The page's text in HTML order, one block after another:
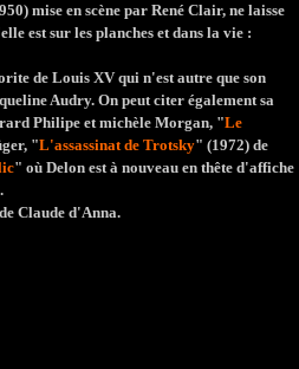
mise en scène par René Clair, ne laisse
est sur les planches et dans la vie :
de Louis XV qui n'est autre que son
Audry. On peut citer également sa
Philipe et michèle Morgan, "Le
"L'assassinat de Trotsky" (1972) de
" où Delon est à nouveau en thête d'affiche
Claude d'Anna.